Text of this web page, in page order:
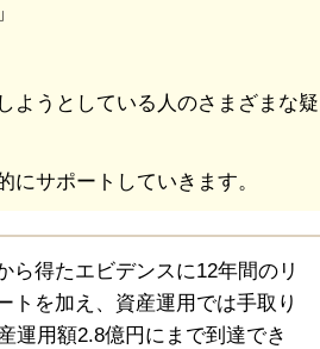
ようとしている人のさまざまな疑
サポートしていきます。
ら得たエビデンスに12年間のリ
トを加え、資産運用では手取り
運用額2.8億円にまで到達でき